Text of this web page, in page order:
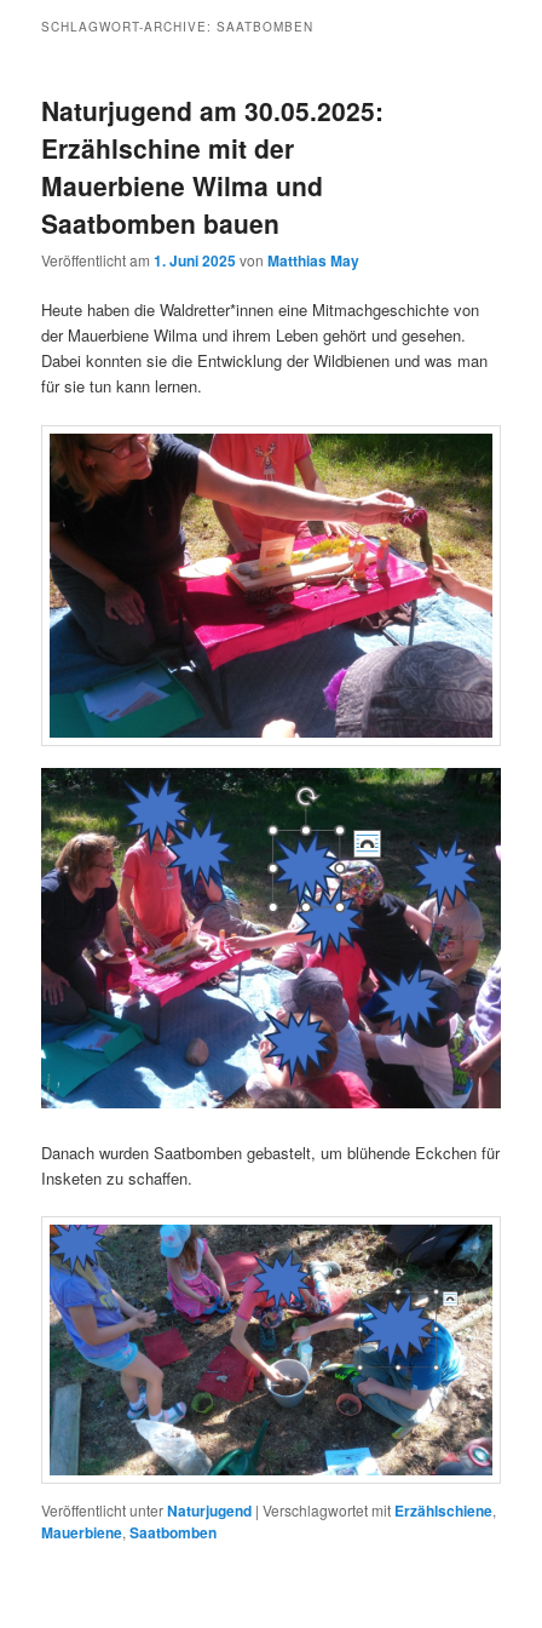
SCHLAGWORT-ARCHIVE:SAATBOMBEN
Naturjugend am 30.05.2025:
Erzählschine mit der
Mauerbiene Wilma und
Saatbomben bauen
Veröffentlicht am1. Juni 2025vonMatthias May
Heute haben die Waldretter*innen eine Mitmachgeschichte von
der Mauerbiene Wilma und ihrem Leben gehört und gesehen.
Dabei konnten sie die Entwicklung der Wildbienen und was man
für sie tun kann lernen.
Danach wurden Saatbomben gebastelt, um blühende Eckchen für
Insketen zu schaffen.
Veröffentlicht unterNaturjugend |Verschlagwortet mit Erzählschiene,
Mauerbiene,Saatbomben